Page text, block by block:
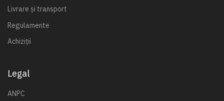
Livrare și transport
Regulamente
Achiziții
Legal
ANPC